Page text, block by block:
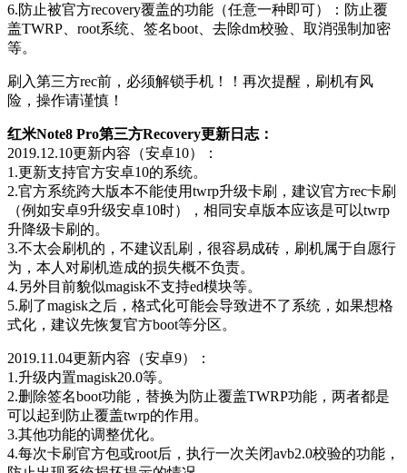
6.防止被官方recovery覆盖的功能（任意一种即可）：防止覆
盖TWRP、root系统、签名boot、去除dm校验、取消强制加密
等。
刷入第三方rec前，必须解锁手机！！再次提醒，刷机有风
险，操作请谨慎！
红米Note8 Pro第三方Recovery更新日志：
2019.12.10更新内容（安卓10）：
1.更新支持官方安卓10的系统。
2.官方系统跨大版本不能使用twrp升级卡刷，建议官方rec卡刷
（例如安卓9升级安卓10时），相同安卓版本应该是可以twrp
升降级卡刷的。
3.不太会刷机的，不建议乱刷，很容易成砖，刷机属于自愿行
为，本人对刷机造成的损失概不负责。
4.另外目前貌似magisk不支持ed模块等。
5.刷了magisk之后，格式化可能会导致进不了系统，如果想格
式化，建议先恢复官方boot等分区。
2019.11.04更新内容（安卓9）：
1.升级内置magisk20.0等。
2.删除签名boot功能，替换为防止覆盖TWRP功能，两者都是
可以起到防止覆盖twrp的作用。
3.其他功能的调整优化。
4.每次卡刷官方包或root后，执行一次关闭avb2.0校验的功能，